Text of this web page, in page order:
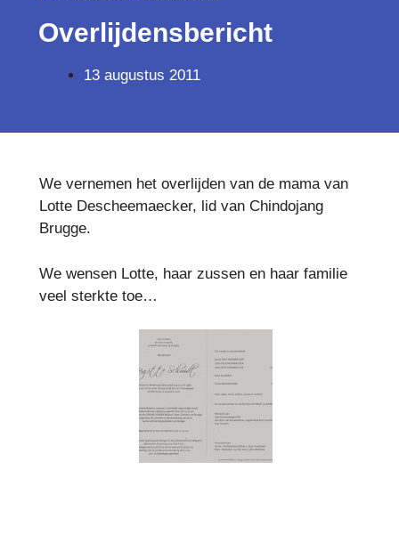
Overlijdensbericht
13 augustus 2011
We vernemen het overlijden van de mama van
Lotte Descheemaecker, lid van Chindojang
Brugge.
We wensen Lotte, haar zussen en haar familie
veel sterkte toe…